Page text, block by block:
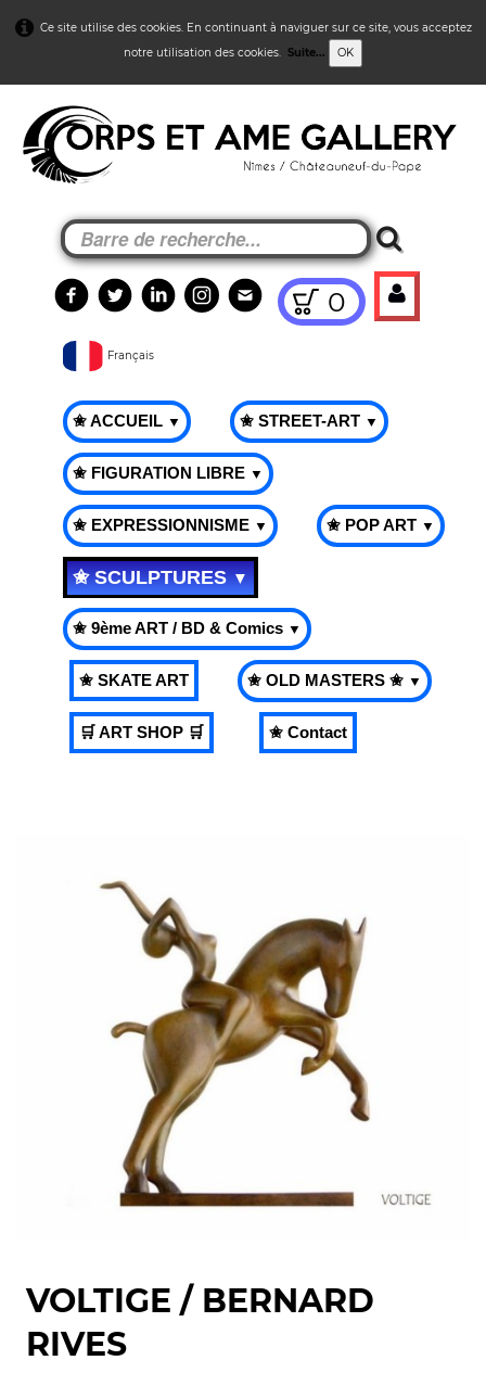
Ce site utilise des cookies. En continuant à naviguer sur ce site, vous acceptez
notre utilisation des cookies. Suite... OK
0
Français
✬ ACCUEIL ▼ ✬ STREET-ART ▼
✬ FIGURATION LIBRE ▼
✬ EXPRESSIONNISME ▼ ✬ POP ART ▼
✬ SCULPTURES▼
✬ 9ème ART / BD & Comics ▼
✬ SKATE ART ✬ OLD MASTERS ✬ ▼
🛒 ART SHOP 🛒 ✬ Contact
VOLTIGE / BERNARD
RIVES